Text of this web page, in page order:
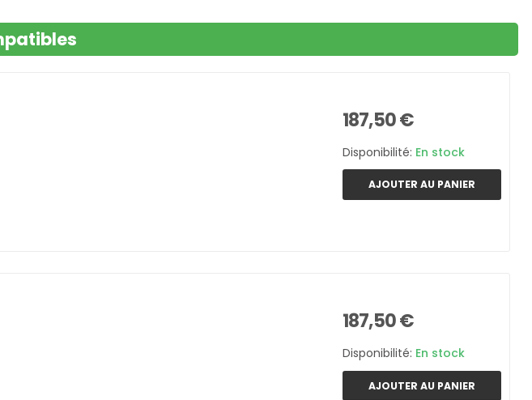
187,50 €
Disponibilité: En stock
AJOUTER AU PANIER
187,50 €
Disponibilité: En stock
AJOUTER AU PANIER